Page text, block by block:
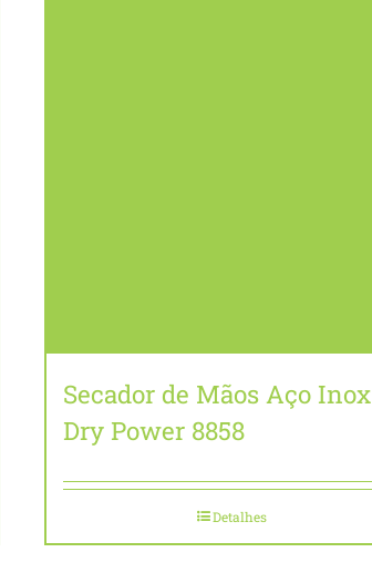
Secador de Mãos Aço Inox
Dry Power 8858
Detalhes